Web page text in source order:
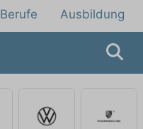
Berufe Ausbildung